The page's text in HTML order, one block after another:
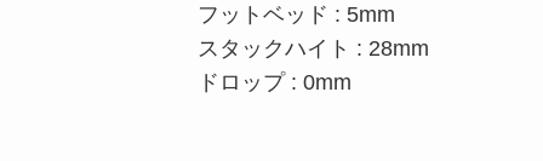
フットベッド : 5mm
スタックハイト : 28mm
ドロップ : 0mm